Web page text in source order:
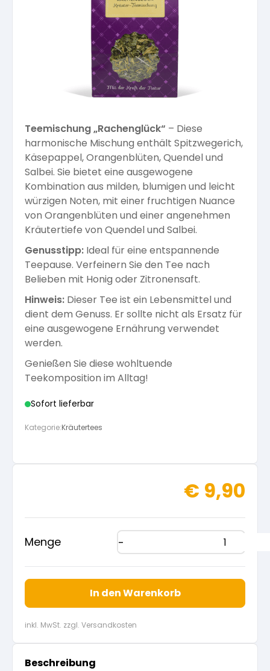
Essen & Trinken
Ätherische Öle
Hautsalben
Kräuter-Auszüge
Bücher
Vereinsgründer Pfarrer Rauscher
Veranstaltungsberichte
Seminare mit Kräuterpfarrer Benedikt
Kräuterwanderungen
Kräuterpfarrer-Zentrum
Kloster- und Kräuterladen
Unser Zentrum
Beratungsdienst
Kräutergarten
Angebote für Gruppen
Freunde der Heilkräuter
Vereinsvorstellung
Vereinsvorteile
Mitglied werden!
Unser Naturladen
Teemischung „Rachenglück“ – Diese
harmonische Mischung enthält Spitzwegerich,
Käsepappel, Orangenblüten, Quendel und
Salbei. Sie bietet eine ausgewogene
Kombination aus milden, blumigen und leicht
würzigen Noten, mit einer fruchtigen Nuance
von Orangenblüten und einer angenehmen
Kräutertiefe von Quendel und Salbei.
Genusstipp: Ideal für eine entspannende
Teepause. Verfeinern Sie den Tee nach
Belieben mit Honig oder Zitronensaft.
Hinweis: Dieser Tee ist ein Lebensmittel und
dient dem Genuss. Er sollte nicht als Ersatz für
eine ausgewogene Ernährung verwendet
werden.
Genießen Sie diese wohltuende
Teekomposition im Alltag!
Sofort lieferbar
Kategorie:Kräutertees
€ 9,90
Menge
In den Warenkorb
inkl. MwSt. zzgl. Versandkosten
Beschreibung